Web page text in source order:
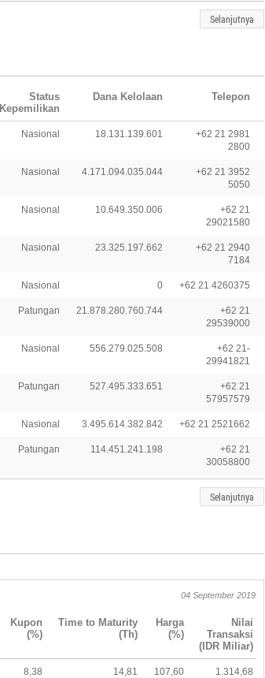
Selanjutnya
Status
Kepemilikan
Dana Kelolaan Telepon
Nasional 18.131.139.601
+62 21 2981
2800
Nasional 4.171.094.035.044
+62 21 3952
5050
Nasional 10.649.350.006
+62 21
29021580
Nasional 23.325.197.662
+62 21 2940
7184
Nasional 0 +62 21 4260375
Patungan 21.878.280.760.744
+62 21
29539000
Nasional 556.279.025.508
+62 21-
29941821
Patungan 527.495.333.651
+62 21
57957579
Nasional 3.495.614.382.842 +62 21 2521662
Patungan 114.451.241.198
+62 21
30058800
Selanjutnya
04 September 2019
Kupon
(%)
Time to Maturity
(Th)
Harga
(%)
Nilai
Transaksi
(IDR Miliar)
8,38 14,81 107,60 1.314,68